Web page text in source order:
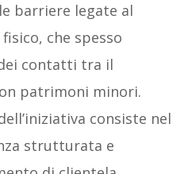
barriere legate al
che spesso
contatti tra il
patrimoni minori.
consiste nel
strutturata e